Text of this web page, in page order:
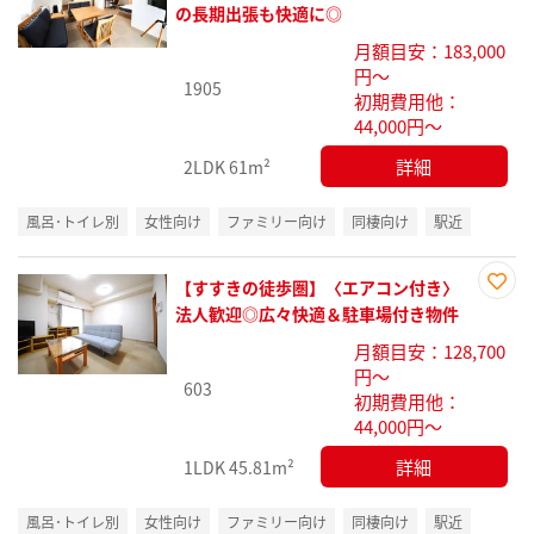
録
の長期出張も快適に◎
1905
月額目安：183,000
円～
初期費用他：
44,000円～
2LDK61m² 詳細
風呂･トイレ別 女性向け ファミリー向け 同棲向け 駅近
り登
【すすきの徒歩圏】〈エアコン付き〉
法人歓迎◎広々快適＆駐車場付き物件
603
月額目安：128,700
円～
初期費用他：
44,000円～
1LDK45.81m² 詳細
風呂･トイレ別 女性向け ファミリー向け 同棲向け 駅近